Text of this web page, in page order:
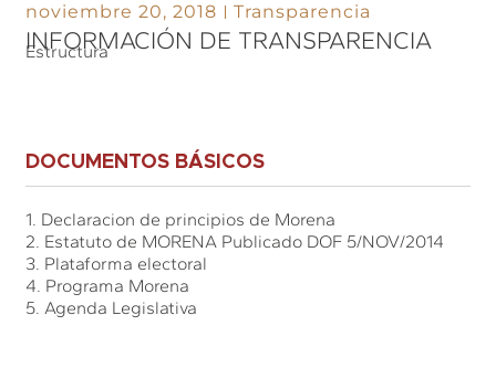
noviembre 20, 2018 Transparencia
INFORMACIÓN DE TRANSPARENCIA
Estructura
DOCUMENTOS BÁSICOS
1. Declaracion de principios de Morena
2. Estatuto de MORENA Publicado DOF 5/NOV/2014
3. Plataforma electoral
4. Programa Morena
5. Agenda Legislativa